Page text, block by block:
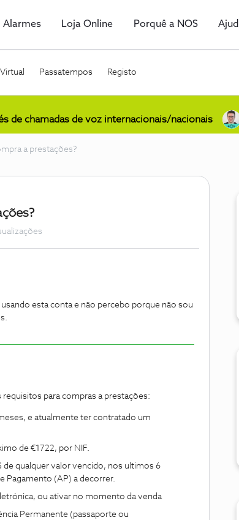
Alarmes Loja Online Porquê a NOS
Passatempos Registo
de chamadas de voz internacionais/nacionais
a prestações?
esta conta e não percebo porque não sou
para compras a prestações:
e atualmente ter contratado um
de €1722, por NIF.
qualquer valor vencido, nos ultimos 6
Pagamento (AP) a decorrer.
ou ativar no momento da venda
Permanente (passaporte ou